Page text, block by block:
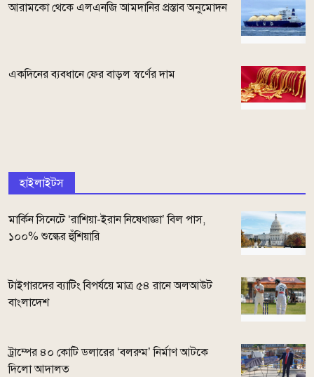
আরামকো থেকে এলএনজি আমদানির প্রস্তাব অনুমোদন
একদিনের ব্যবধানে ফের বাড়ল স্বর্ণের দাম
হাইলাইটস
মার্কিন সিনেটে ‘রাশিয়া-ইরান নিষেধাজ্ঞা’ বিল পাস,
১০০% শুল্কের হুঁশিয়ারি
টাইগারদের ব্যাটিং বিপর্যয়ে মাত্র ৫৪ রানে অলআউট
বাংলাদেশ
ট্রাম্পের ৪০ কোটি ডলারের ‘বলরুম’ নির্মাণ আটকে
দিলো আদালত